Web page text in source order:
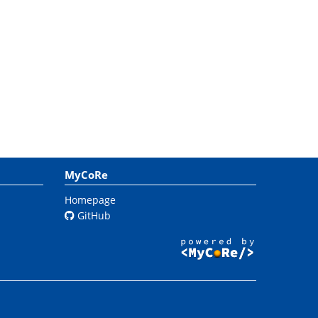
MyCoRe
Homepage
GitHub